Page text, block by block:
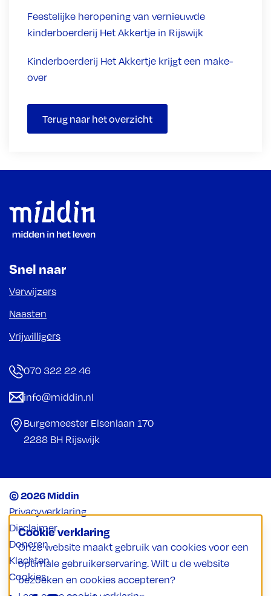
Cookie verklaring
Onze website maakt gebruik van cookies voor een
optimale gebruikerservaring. Wilt u de website
bezoeken en cookies accepteren?
Feestelijke heropening van vernieuwde
kinderboerderij Het Akkertje in Rijswijk
Kinderboerderij Het Akkertje krijgt een make-
over
Terug naar het overzicht
Footer
Snel naar
Verwijzers
Naasten
Vrijwilligers
070 322 22 46
info@middin.nl
Burgemeester Elsenlaan 170
2288 BH Rijswijk
© 2026 Middin
Privacyverklaring
Disclaimer
Doneren
Klachten
Cookies